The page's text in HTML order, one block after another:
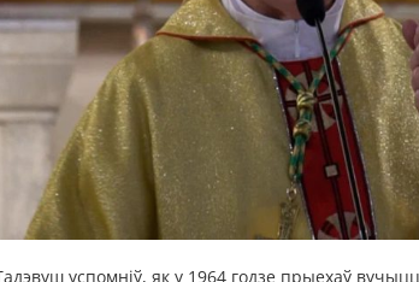
успомніў, як у 1964 годзе прыехаў